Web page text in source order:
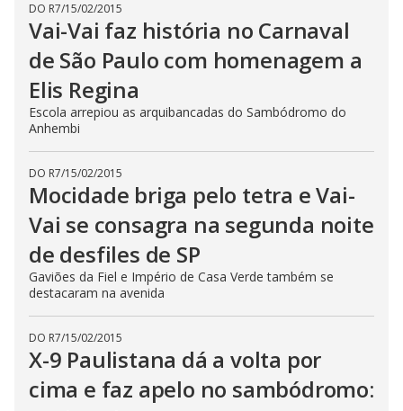
DO R7/15/02/2015
Vai-Vai faz história no Carnaval
de São Paulo com homenagem a
Elis Regina
Escola arrepiou as arquibancadas do Sambódromo do
Anhembi
DO R7/15/02/2015
Mocidade briga pelo tetra e Vai-
Vai se consagra na segunda noite
de desfiles de SP
Gaviões da Fiel e Império de Casa Verde também se
destacaram na avenida
DO R7/15/02/2015
X-9 Paulistana dá a volta por
cima e faz apelo no sambódromo: